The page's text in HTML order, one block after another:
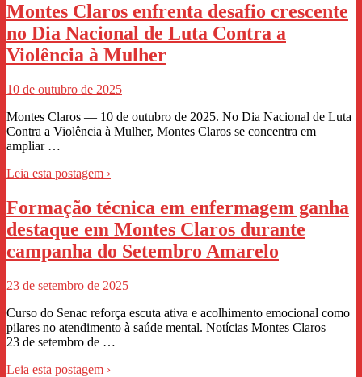
Montes Claros enfrenta desafio crescente
no Dia Nacional de Luta Contra a
Violência à Mulher
10 de outubro de 2025
Montes Claros — 10 de outubro de 2025. No Dia Nacional de Luta
Contra a Violência à Mulher, Montes Claros se concentra em
ampliar …
Leia esta postagem ›
Formação técnica em enfermagem ganha
destaque em Montes Claros durante
campanha do Setembro Amarelo
23 de setembro de 2025
Curso do Senac reforça escuta ativa e acolhimento emocional como
pilares no atendimento à saúde mental. Notícias Montes Claros —
23 de setembro de …
Leia esta postagem ›